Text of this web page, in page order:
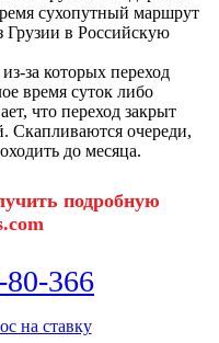
сухопутный маршрут
Грузии в Российскую
за которых переход
время суток либо
что переход закрыт
Скапливаются очереди,
до месяца.
подробную
366
на ставку